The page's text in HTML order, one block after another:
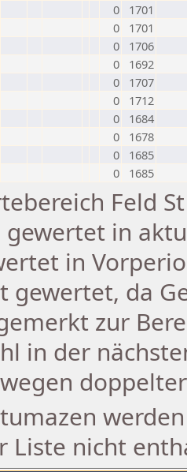
0
1701
0
1701
0
1706
0
1692
0
1707
0
1712
0
1684
0
1678
0
1685
0 1685
Feld
gewertet in
in
gewertet, da
zur
in der
Liste nicht